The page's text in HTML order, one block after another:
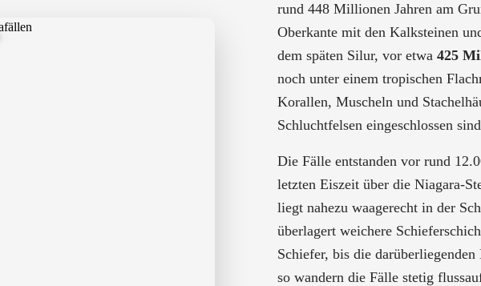
rund 448 Millionen Jahren am
Oberkante mit den Kalksteinen
dem späten Silur, vor etwa425
noch unter einem tropischen
Korallen, Muscheln und
Schluchtfelsen eingeschlossen
Die Fälle entstanden vor rund
letzten Eiszeit über die Niagara-
liegt nahezu waagerecht in der
überlagert weichere
Schiefer, bis die
so wandern die Fälle stetig